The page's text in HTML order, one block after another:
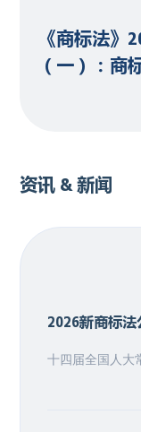
《商标法》
（一）：商
资讯 & 新闻
2026新商标
十四届全国人大